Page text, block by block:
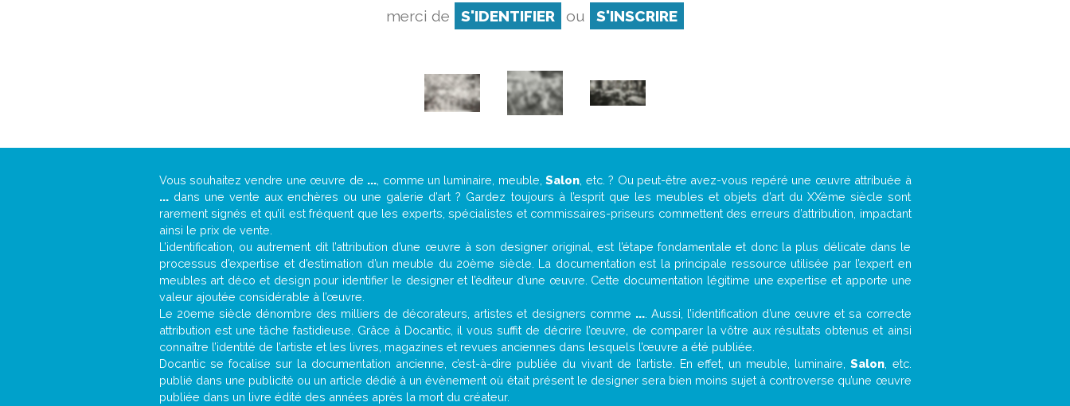
merci de
S'IDENTIFIER ou S'INSCRIRE
Vous souhaitez vendre une œuvre de ... , comme un luminaire, meuble,Salon , etc. ? Ou peut-être avez-vous repéré une œuvre attribuée à
...dans une vente aux enchères ou une galerie d’art ? Gardez toujours à l’esprit que les meubles et objets d’art du XXème siècle sont
rarement signés et qu’il est fréquent que les experts, spécialistes et commissaires-priseurs commettent des erreurs d’attribution, impactant
ainsi le prix de vente.
L’identification, ou autrement dit l’attribution d’une œuvre à son designer original, est l’étape fondamentale et donc la plus délicate dans le
processus d’expertise et d’estimation d’un meuble du 20ème siècle. La documentation est la principale ressource utilisée par l’expert en
meubles art déco et design pour identifier le designer et l’éditeur d’une œuvre. Cette documentation légitime une expertise et apporte une
valeur ajoutée considérable à l’œuvre.
Le 20eme siècle dénombre des milliers de décorateurs, artistes et designers comme .... Aussi, l’identification d’une œuvre et sa correcte
attribution est une tâche fastidieuse. Grâce à Docantic, il vous suffit de décrire l’œuvre, de comparer la vôtre aux résultats obtenus et ainsi
connaître l’identité de l’artiste et les livres, magazines et revues anciennes dans lesquels l’œuvre a été publiée.
Docantic se focalise sur la documentation ancienne, c’est-à-dire publiée du vivant de l’artiste. En effet, un meuble, luminaire,Salon , etc.
publié dans une publicité ou un article dédié à un évènement où était présent le designer sera bien moins sujet à controverse qu’une œuvre
publiée dans un livre édité des années après la mort du créateur.